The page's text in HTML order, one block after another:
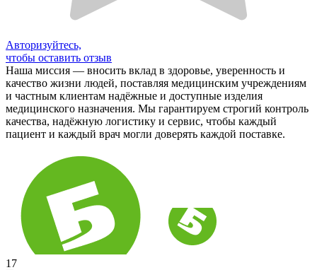
Авторизуйтесь,
чтобы оставить отзыв
Наша миссия — вносить вклад в здоровье, уверенность и
качество жизни людей, поставляя медицинским учреждениям
и частным клиентам надёжные и доступные изделия
медицинского назначения. Мы гарантируем строгий контроль
качества, надёжную логистику и сервис, чтобы каждый
пациент и каждый врач могли доверять каждой поставке.
17